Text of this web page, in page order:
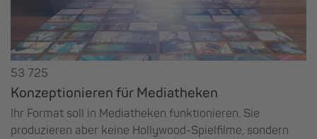
53 725
Konzeptionieren für Mediatheken
Ihr Format soll in Mediatheken funktionieren. Sie
produzieren aber keine Hollywood-Spielfilme, sondern